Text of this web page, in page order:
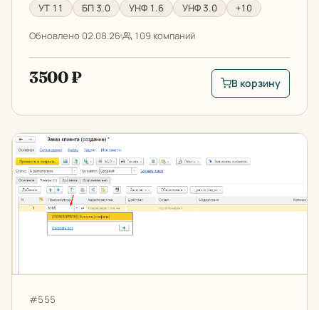
УТ 11 БП 3.0 УНФ 1.6 УНФ 3.0 +10
Обновлено 02.08.26 109 компаний
3500 ₽
В корзину:
В корзину
Удобный поиск товаров в 1С
Артикул:
#555